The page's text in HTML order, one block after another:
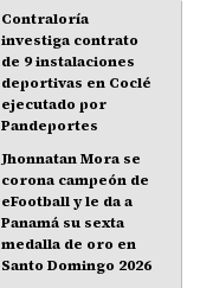
Contraloría
investiga contrato
de 9 instalaciones
deportivas en Coclé
ejecutado por
Pandeportes
Jhonnatan Mora se
corona campeón de
eFootball y le da a
Panamá su sexta
medalla de oro en
Santo Domingo 2026